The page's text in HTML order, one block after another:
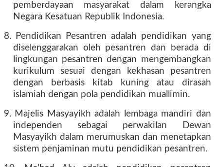
pemberdayaan masyarakat dalam kerangka
Negara Kesatuan Republik Indonesia.
8. Pendidikan Pesantren adalah pendidikan yang
diselenggarakan oleh pesantren dan berada di
lingkungan pesantren dengan mengembangkan
kurikulum sesuai dengan kekhasan pesantren
dengan berbasis kitab kuning atau dirasah
islamiah dengan pola pendidikan muallimin.
9. Majelis Masyayikh adalah lembaga mandiri dan
independen sebagai perwakilan Dewan
Masyayikh dalam merumuskan dan menetapkan
sistem penjaminan mutu pendidikan pesantren.